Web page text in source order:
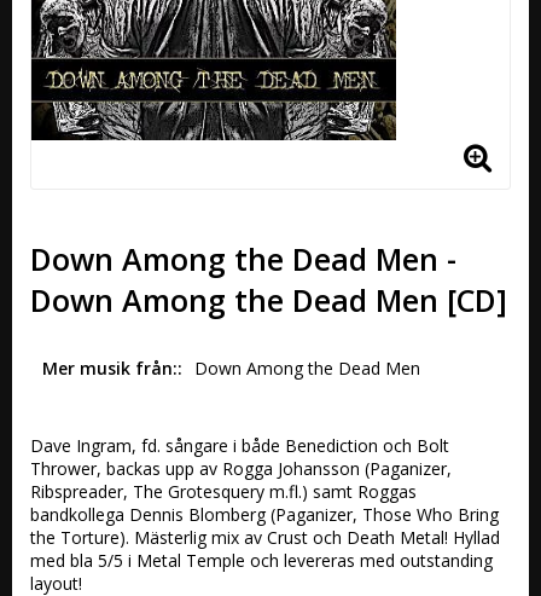
Down Among the Dead Men -
Down Among the Dead Men [CD]
Mer musik från: Down Among the Dead Men
Dave Ingram, fd. sångare i både Benediction och Bolt
Thrower, backas upp av Rogga Johansson (Paganizer,
Ribspreader, The Grotesquery m.fl.) samt Roggas
bandkollega Dennis Blomberg (Paganizer, Those Who Bring
the Torture). Mästerlig mix av Crust och Death Metal! Hyllad
med bla 5/5 i Metal Temple och levereras med outstanding
layout!